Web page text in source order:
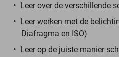
Leer over de verschillende
Leer werken met de
Diafragma en ISO)
Leer op de juiste manier